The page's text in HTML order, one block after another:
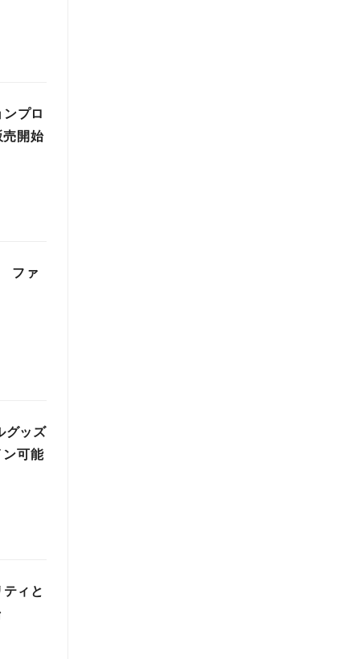
プロ
開始
ファ
グッズ
ン可能
ィと